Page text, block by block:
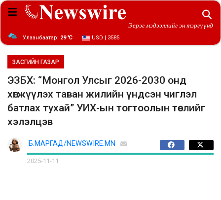
Эерэг мэдээллийг эн тэргүүнд
Улаанбаатар: 29 ℃ USD | 3585
ЗАСГИЙН ГАЗАР
ЭЗБХ: “Монгол Улсыг 2026-2030 онд
хөгжүүлэх таван жилийн үндсэн чиглэл
батлах тухай” УИХ-ын тогтоолын төслийг
хэлэлцэв
Б.МАРГАД/NEWSWIRE.MN
2025-11-11